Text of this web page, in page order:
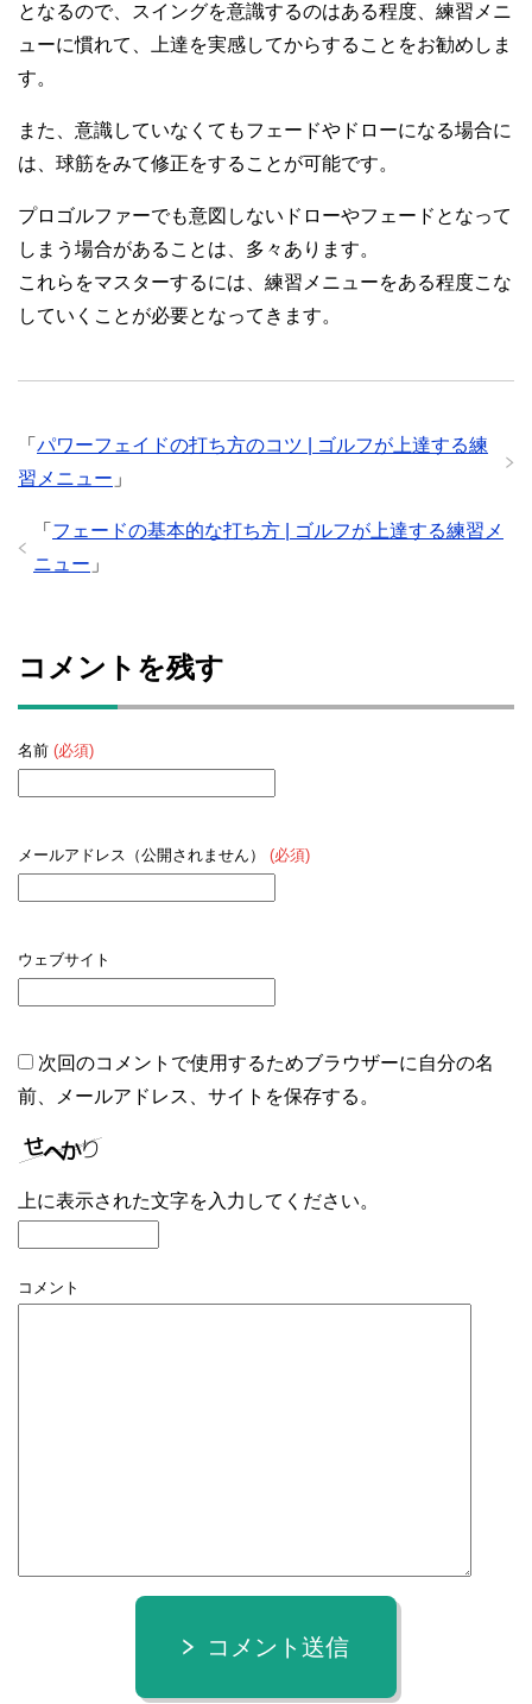
となるので、スイングを意識するのはある程度、練習メニ
ューに慣れて、上達を実感してからすることをお勧めしま
す。
また、意識していなくてもフェードやドローになる場合に
は、球筋をみて修正をすることが可能です。
プロゴルファーでも意図しないドローやフェードとなって
しまう場合があることは、多々あります。
これらをマスターするには、練習メニューをある程度こな
していくことが必要となってきます。
「 パワーフェイドの打ち方のコツ | ゴルフが上達する練
習メニュー 」
「 フェードの基本的な打ち方 | ゴルフが上達する練習メ
ニュー 」
コメントを残す
名前 (必須)
メールアドレス（公開されません） (必須)
ウェブサイト
次回のコメントで使用するためブラウザーに自分の名
前、メールアドレス、サイトを保存する。
上に表示された文字を入力してください。
コメント
コメント送信